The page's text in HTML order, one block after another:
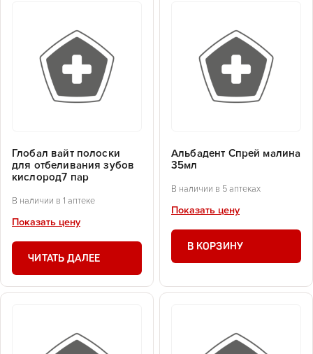
Глобал вайт полоски
для отбеливания зубов
кислород7 пар
В наличии в 1 аптеке
Показать цену
ЧИТАТЬ ДАЛЕЕ
Альбадент Спрей малина
35мл
В наличии в 5 аптеках
Показать цену
В КОРЗИНУ